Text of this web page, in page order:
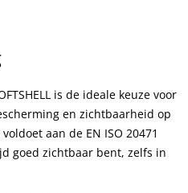
is de ideale keuze voor
en zichtbaarheid op
aan de EN ISO 20471
goed zichtbaar bent, zelfs in